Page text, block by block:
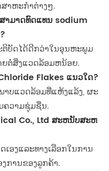
າຫະກໍາຕ່າງໆ.
າມາດທົດແທນ sodium
ບັດໄດ້ດີກວ່າໃນອຸນຫະພູມ
ຍຕໍ່ສິ່ງແວດລ້ອມຫນ້ອຍ.
Flakes ແນວໃດ?
າບແວດລ້ອມທີ່ແຫ້ງແລ້ງ, ຜະ
ຄວາມຊຸ່ມຊື່ນ.
Co., Ltd ສະຫນັບສະຫ
ອງແລະທາງເລືອກໃນການ
ການຂອງລູກຄ້າ.